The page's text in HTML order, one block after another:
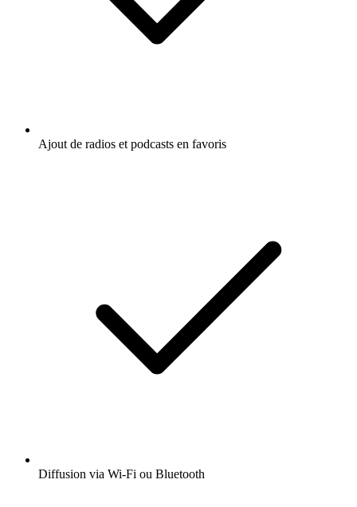
Ajout de radios et podcasts en favoris
Diffusion via Wi-Fi ou Bluetooth